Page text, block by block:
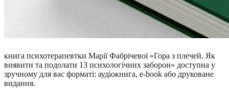
книга психотерапевтки Марії Фабрічевої «Гора з плечей. Як
виявити та подолати 13 психологічних заборон» доступна у
зручному для вас форматі: аудіокнига, e-book або друковане
видання.